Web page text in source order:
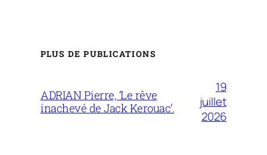
PLUS DE PUBLICATIONS
ADRIAN Pierre, ‘Le rêve
inachevé de Jack Kerouac’.
19
juillet
2026